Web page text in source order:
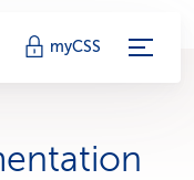
myCSS